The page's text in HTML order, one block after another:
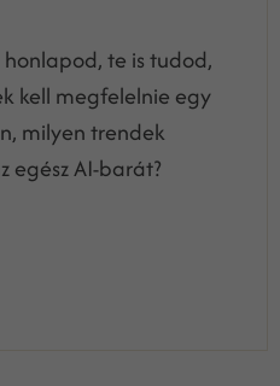
te is tudod,
kell megfelelnie egy
milyen trendek
egész AI-barát?